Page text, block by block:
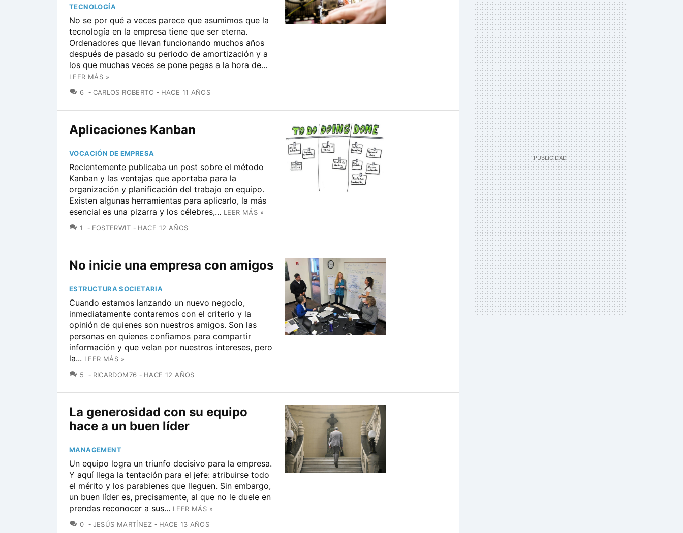
TECNOLOGÍA
No se por qué a veces parece que asumimos que la
tecnología en la empresa tiene que ser eterna.
Ordenadores que llevan funcionando muchos años
después de pasado su periodo de amortización y a
los que muchas veces se pone pegas a la hora de...
LEER MÁS »
6 COMENTARIOS
CARLOS ROBERTO HACE 11 AÑOS
Aplicaciones Kanban
VOCACIÓN DE EMPRESA
Recientemente publicaba un post sobre el método
Kanban y las ventajas que aportaba para la
organización y planificación del trabajo en equipo.
Existen algunas herramientas para aplicarlo, la más
esencial es una pizarra y los célebres,... LEER MÁS »
1
COMENTARIOS
FOSTERWIT HACE 12 AÑOS
No inicie una empresa con amigos
ESTRUCTURA SOCIETARIA
Cuando estamos lanzando un nuevo negocio,
inmediatamente contaremos con el criterio y la
opinión de quienes son nuestros amigos. Son las
personas en quienes confiamos para compartir
información y que velan por nuestros intereses, pero
la... LEER MÁS »
5
COMENTARIOS
RICARDOM76 HACE 12 AÑOS
La generosidad con su equipo
hace a un buen líder
MANAGEMENT
Un equipo logra un triunfo decisivo para la empresa.
Y aquí llega la tentación para el jefe: atribuirse todo
el mérito y los parabienes que lleguen. Sin embargo,
un buen líder es, precisamente, al que no le duele en
prendas reconocer a sus... LEER MÁS »
0 COMENTARIOS
JESÚS MARTÍNEZ HACE 13 AÑOS